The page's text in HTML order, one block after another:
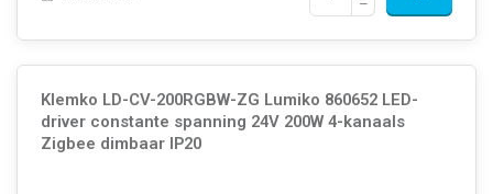
Klemko LD-CV-200RGBW-ZG Lumiko 860652 LED-
driver constante spanning 24V 200W 4-kanaals
Zigbee dimbaar IP20